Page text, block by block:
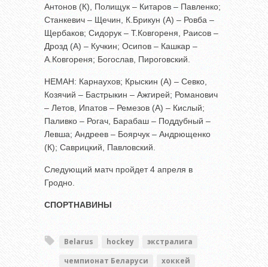
Антонов (К), Полищук – Китаров – Павленко;
Станкевич – Щечин, К.Брикун (А) – Ровба –
Щербаков; Сидорук – Т.Ковгореня, Раисов –
Дрозд (А) – Кучкин; Осипов – Кашкар –
А.Ковгореня; Богослав, Пироговский.
НЕМАН: Карнаухов; Крыскин (А) – Севко,
Козячий – Бастрыкин – Ажгирей; Романович
– Летов, Ипатов – Ремезов (А) – Кислый;
Паливко – Рогач, Барабаш – Поддубный –
Левша; Андреев – Боярчук – Андрющенко
(К); Саврицкий, Павловский.
Следующий матч пройдет 4 апреля в
Гродно.
СПОРТНАВИНЫ
Belarus hockey
экстралига
чемпионат Беларуси
хоккей